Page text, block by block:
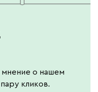
мнение о нашем
кликов.